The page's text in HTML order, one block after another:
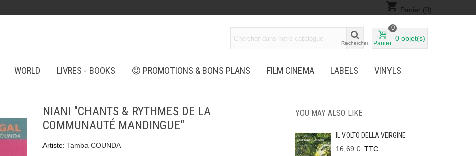
shopping_cart Panier (0)
Rechercher Panier
0
0 objet(s)
WORLD LIVRES - BOOKS PROMOTIONS & BONS PLANS FILM CINEMA LABELS
VINYLS
NIANI "CHANTS & RYTHMES DE LA
COMMUNAUTÉ MANDINGUE"
Artiste: Tamba COUNDA
YOU MAY ALSO LIKE
IL VOLTO DELLA VERGINE
16,69 € TTC